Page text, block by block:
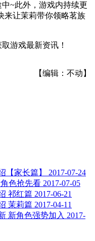
~此外，游戏内持续更
来让茉莉带你领略茗族
游戏最新资讯！
【编辑：不动】
【家长篇】
2017-07-24
色抢先看 2017-07-05
祁红篇 2017-06-21
茉莉篇 2017-04-11
新角色强势加入 2017-